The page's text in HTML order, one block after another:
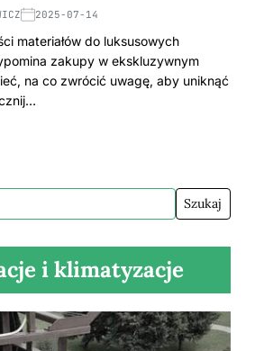
2025-07-14
materiałów do luksusowych
zakupy w ekskluzywnym
na co zwrócić uwagę, aby uniknąć
i klimatyzacje